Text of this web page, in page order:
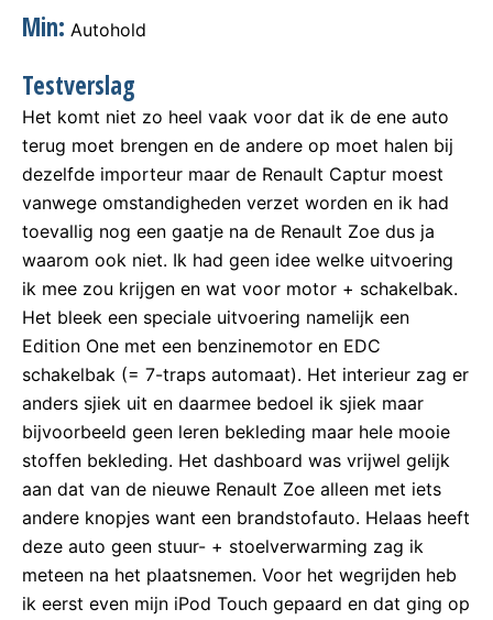
Min: Autohold
Testverslag
Het komt niet zo heel vaak voor dat ik de ene auto
terug moet brengen en de andere op moet halen bij
dezelfde importeur maar de Renault Captur moest
vanwege omstandigheden verzet worden en ik had
toevallig nog een gaatje na de Renault Zoe dus ja
waarom ook niet. Ik had geen idee welke uitvoering
ik mee zou krijgen en wat voor motor + schakelbak.
Het bleek een speciale uitvoering namelijk een
Edition One met een benzinemotor en EDC
schakelbak (= 7-traps automaat). Het interieur zag er
anders sjiek uit en daarmee bedoel ik sjiek maar
bijvoorbeeld geen leren bekleding maar hele mooie
stoffen bekleding. Het dashboard was vrijwel gelijk
aan dat van de nieuwe Renault Zoe alleen met iets
andere knopjes want een brandstofauto. Helaas heeft
deze auto geen stuur- + stoelverwarming zag ik
meteen na het plaatsnemen. Voor het wegrijden heb
ik eerst even mijn iPod Touch gepaard en dat ging op